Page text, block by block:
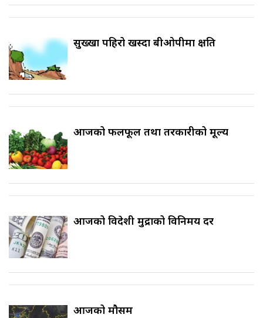
सुख्खा पहिरो खस्दा बीओपीमा क्षति
आजको फलफूल तथा तरकारीको मूल्य
आजको विदेशी मुद्राको विनिमय दर
आजको मौसम